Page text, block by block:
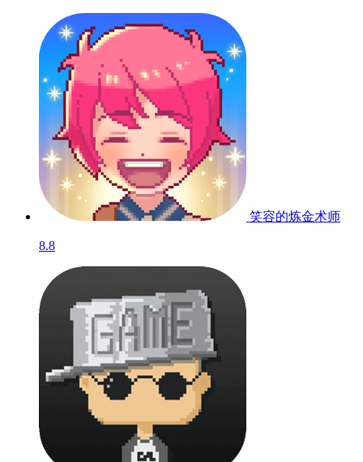
笑容的炼金术师
8.8